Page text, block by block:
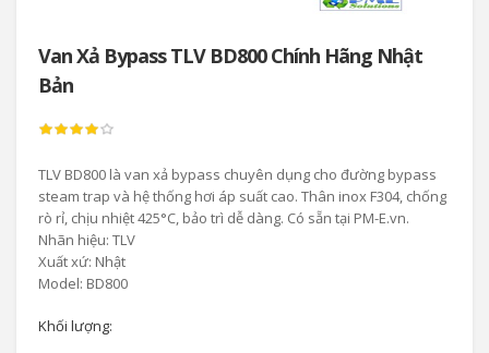
Van Xả Bypass TLV BD800 Chính Hãng Nhật
Bản
TLV BD800 là van xả bypass chuyên dụng cho đường bypass
steam trap và hệ thống hơi áp suất cao. Thân inox F304, chống
rò rỉ, chịu nhiệt 425°C, bảo trì dễ dàng. Có sẵn tại PM-E.vn.
Nhãn hiệu: TLV
Xuất xứ: Nhật
Model: BD800
Khối lượng: